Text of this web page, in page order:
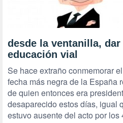
desde la ventanilla,
educación vial
Se hace extraño conmemorar
fecha más negra de la España
de quien entonces era
desaparecido estos días, igual
estuvo ausente del acto por los